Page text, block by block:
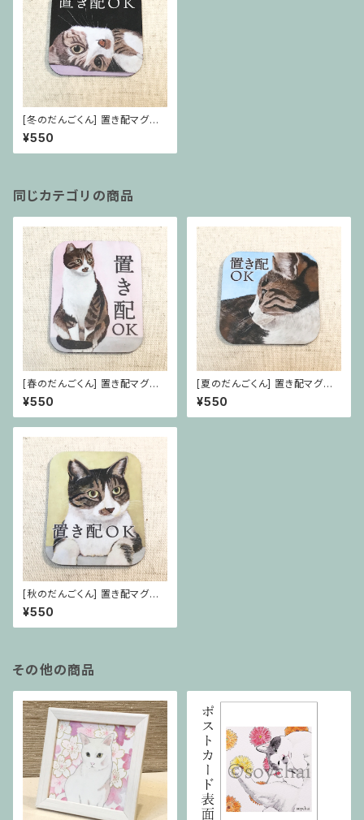
[冬のだんごくん] 置き配マグネ
ット
¥550
同じカテゴリの商品
[春のだんごくん] 置き配マグネ
ット
¥550
[夏のだんごくん] 置き配マグネ
ット
¥550
[秋のだんごくん] 置き配マグネ
ット
¥550
その他の商品